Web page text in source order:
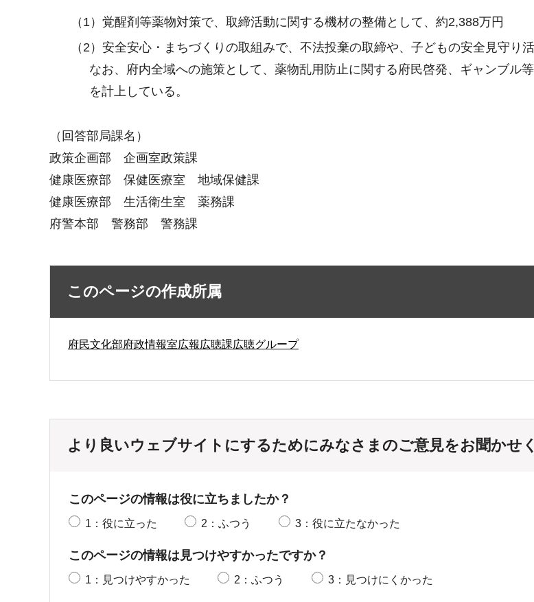
（1）覚醒剤等薬物対策で、取締活動に関する機材の整備として、約2,388万円
（2）安全安心・まちづくりの取組みで、不法投棄の取締や、子どもの安全見守り
なお、府内全域への施策として、薬物乱用防止に関する府民啓発、ギャンブル
を計上している。
（回答部局課名）
政策企画部 企画室政策課
健康医療部 保健医療室 地域保健課
健康医療部 生活衛生室 薬務課
府警本部 警務部 警務課
このページの作成所属
府民文化部府政情報室広報広聴課広聴グループ
より良いウェブサイトにするためにみなさまのご意見をお聞かせ
このページの情報は役に立ちましたか？
1：役に立った 2：ふつう 3：役に立たなかった
このページの情報は見つけやすかったですか？
1：見つけやすかった 2：ふつう 3：見つけにくかった